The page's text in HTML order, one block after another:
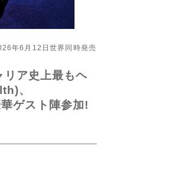
年6月12日世界同時発売
ア史上最もヘ
、
ゲスト陣参加!